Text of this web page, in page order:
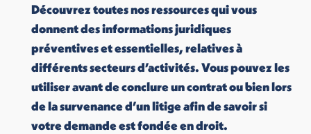
Découvrez toutes nos ressources qui vous
donnent des informations juridiques
préventives et essentielles, relatives à
différents secteurs d’activités. Vous pouvez les
utiliser avant de conclure un contrat ou bien lors
de la survenance d’un litige afin de savoir si
votre demande est fondée en droit.